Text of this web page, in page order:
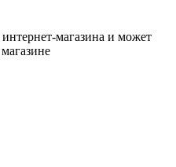
магазина и может